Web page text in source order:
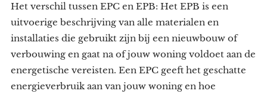
Het verschil tussen EPC en EPB: Het EPB is een
uitvoerige beschrijving van alle materialen en
installaties die gebruikt zijn bij een nieuwbouw of
verbouwing en gaat na of jouw woning voldoet aan de
energetische vereisten. Een EPC geeft het geschatte
energieverbruik aan van jouw woning en hoe